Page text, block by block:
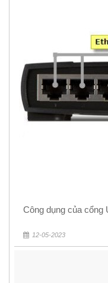
Công dụng của cổng
12-05-2023